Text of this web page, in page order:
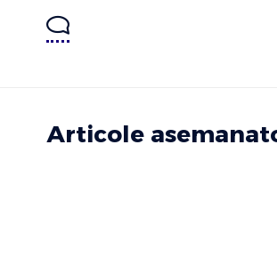
Articole